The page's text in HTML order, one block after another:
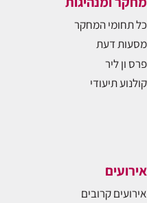
כל תחומי המחקר
מסעות דעת
פרס ון ליר
קולנוע תיעודי
אירועים
אירועים קרובים